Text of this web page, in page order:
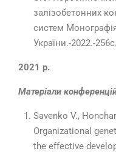
залізобетонних
систем
України.-2022.-
2021 р.
Матеріали
Savenko V.,
Organizational
the effective